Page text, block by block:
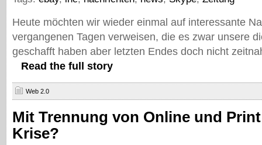
Heute möchten wir wieder einmal auf interessante
vergangenen Tagen verweisen, die es zwar unsere
geschafft haben aber letzten Endes doch nicht
Read the full story
Web 2.0
Mit Trennung von Online und
Krise?